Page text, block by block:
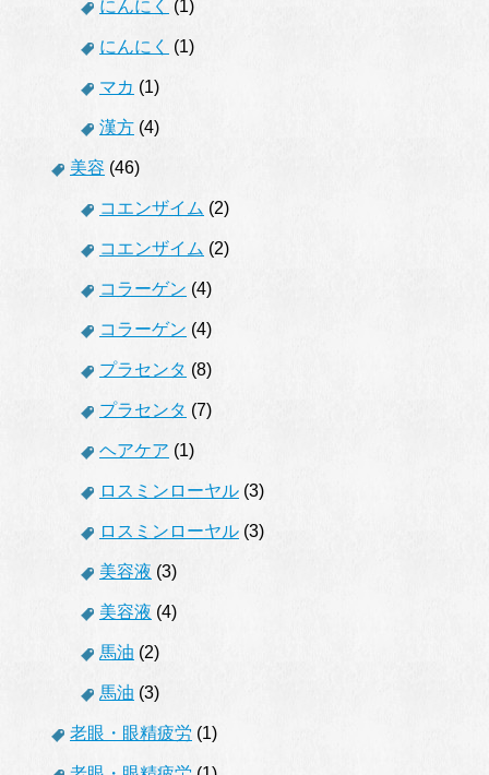
にんにく (1)
にんにく (1)
マカ (1)
漢方 (4)
美容 (46)
コエンザイム (2)
コエンザイム (2)
コラーゲン (4)
コラーゲン (4)
プラセンタ (8)
プラセンタ (7)
ヘアケア (1)
ロスミンローヤル (3)
ロスミンローヤル (3)
美容液 (3)
美容液 (4)
馬油 (2)
馬油 (3)
老眼・眼精疲労 (1)